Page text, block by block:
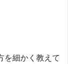
を細かく教えて